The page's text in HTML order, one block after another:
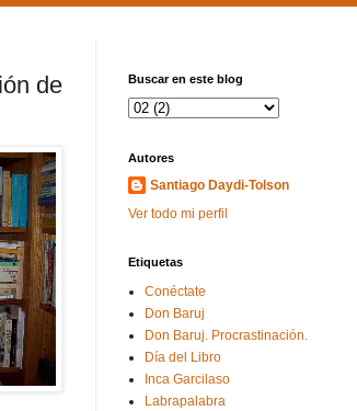
de
Buscar en este blog
Autores
Santiago Daydi-Tolson
Ver todo mi perfil
Etiquetas
Conéctate
Don Baruj
Don Baruj. Procrastinación.
Día del Libro
Inca Garcilaso
Labrapalabra